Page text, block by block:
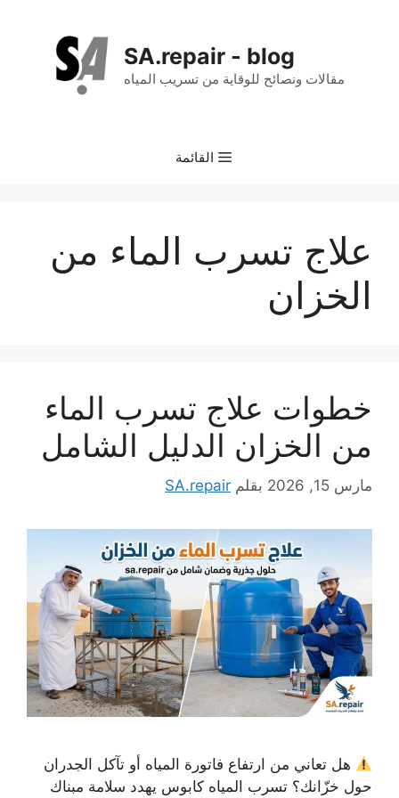
SA.repair - blog
مقالات ونصائح للوقاية من تسريب المياه
القائمة
علاج تسرب الماء من
الخزان
خطوات علاج تسرب الماء
من الخزان الدليل الشامل
مارس 15, 2026 بقلم SA.repair
هل تعاني من ارتفاع فاتورة المياه أو تآكل الجدران
حول خزّانك؟ تسرب المياه كابوس يهدد سلامة مبناك